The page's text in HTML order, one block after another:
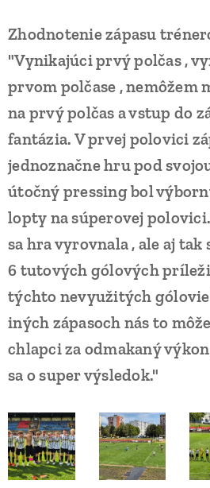
Zhodnotenie zápasu
"Vynikajúci prvý polčas ,
prvom polčase , nemôžem
na prvý polčas a vstup do
fantázia. V prvej polovici
jednoznačne hru pod
útočný pressing bol
lopty na súperovej
sa hra vyrovnala , ale aj
6 tutových gólových
týchto nevyužitých
iných zápasoch nás to
chlapci za odmakaný
sa o super výsledok."